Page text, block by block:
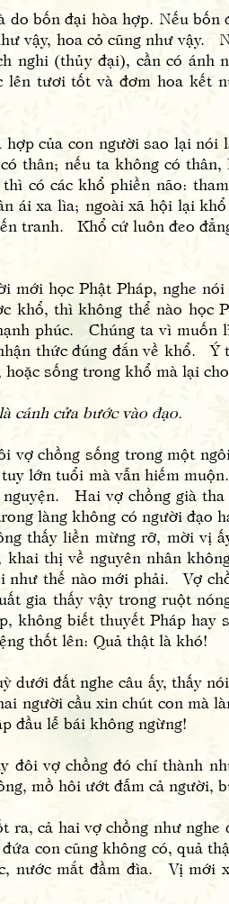
bốn đại hòa hợp. Nếu bốn
vậy, hoa cỏ cũng như vậy.
nghi (thủy đại), cần có ánh
lên tươi tốt và đơm hoa kết
của con người sao lại nói
thân; nếu ta không có
có các khổ phiền não:
ái xa lìa; ngoài xã hội lại
tranh. Khổ cứ luôn đeo
học Phật Pháp, nghe nói
khổ, thì không thể nào
phúc. Chúng ta vì
thức đúng đắn về khổ.
sống trong khổ mà lại
cánh cửa bước vào đạo.
chồng sống trong một
lớn tuổi mà vẫn hiếm
Hai vợ chồng già
làng không có người
thấy liền mừng rỡ, mời vị
khai thị về nguyên nhân
như thế nào mới phải. Vợ
gia thấy vậy trong ruột
không biết thuyết Pháp
thốt lên: Quả thật là khó!
đất nghe câu ấy, thấy
người cầu xin chút con mà
đầu lễ bái không ngừng!
vợ chồng đó chí thành
mồ hôi ướt đẫm cả người,
cả hai vợ chồng như nghe
đứa con cũng không có, quả
nước mắt đầm đìa. Vị mới